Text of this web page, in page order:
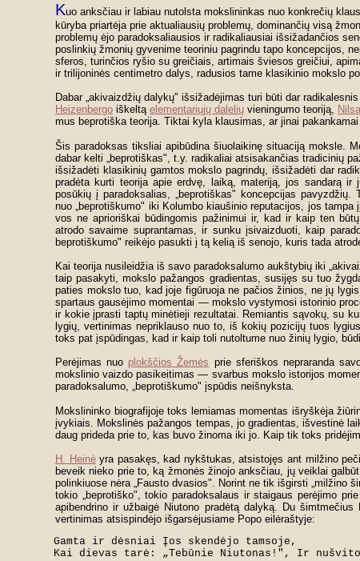
Kuo anksčiau ir labiau nutolsta mokslininkas nuo konkrečių
kūryba priartėja prie aktualiausių problemų, dominančių visą
problemų ėjo paradoksaliausios ir radikaliausiai išsižadančios
poslinkių žmonių gyvenime teoriniu pagrindu tapo koncepcijos,
sferos, turinčios ryšio su greičiais, artimais šviesos greičiui,
ir trilijoninės centimetro dalys, radusios tame klasikinio mokslo
Dabar „akivaizdžių dalykų" išsižadėjimas turi būti dar
Heizenbergo iškeltą elementariųjų dalelių vieningumo teoriją,
mus beprotiška teorija. Tiktai kyla klausimas, ar jinai
Šis paradoksas tiksliai apibūdina šiuolaikinę situaciją
dabar kelti „beprotiškas", t.y. radikaliai atsisakančias tradicinių
išsižadėti klasikinių gamtos mokslo pagrindų, išsižadėti dar
pradėta kurti teorija apie erdvę, laiką, materiją, jos sandarą
posūkių į paradoksalias, „beprotiškas" koncepcijas
nuo „beprotiškumo" iki Kolumbo kiaušinio reputacijos, jos tampa
vos ne aprioriškai būdingomis pažinimui ir, kad ir kaip ten
atrodo savaime suprantamas, ir sunku įsivaizduoti, kaip
beprotiškumo" reikėjo pasukti į tą kelią iš senojo, kuris tada
Kai teorija nusileidžia iš savo paradoksalumo aukštybių iki
taip pasakyti, mokslo pažangos gradientas, susijęs su tuo
paties mokslo tuo, kad joje figūruoja ne pačios žinios, ne jų
spartaus gausėjimo momentai — mokslo vystymosi istorinio
ir kokie įprasti taptų minėtieji rezultatai. Remiantis sąvokų, su
lygių, vertinimas nepriklauso nuo to, iš kokių pozicijų tuos
toks pat įspūdingas, kad ir kaip toli nutoltume nuo žinių lygio,
Perėjimas nuo plokščios Žemės prie sferiškos nepraranda
mokslinio vaizdo pasikeitimas — svarbus mokslo istorijos
paradoksalumo, „beprotiškumo" įspūdis neišnyksta.
Mokslininko biografijoje toks lemiamas momentas išryškėja
įvykiais. Mokslinės pažangos tempas, jo gradientas, išvestinė
daug prideda prie to, kas buvo žinoma iki jo. Kaip tik toks
H. Heinėyra pasakęs, kad nykštukas, atsistojęs ant milžino
beveik nieko prie to, ką žmonės žinojo anksčiau, jų veiklai
polinkiuose nėra „Fausto dvasios". Norint ne tik išgirsti
tokio „beprotiško", tokio paradoksalaus ir staigaus perėjimo
apibendrino ir užbaigė Niutono pradėtą dalyką. Du
vertinimas atsispindėjo išgarsėjusiame Popo eilėraštyje:
Gamta ir dėsniai Įos skendėjo tamsoje,
Kai dievas tarė: „Tebūnie Niutonas!", Ir